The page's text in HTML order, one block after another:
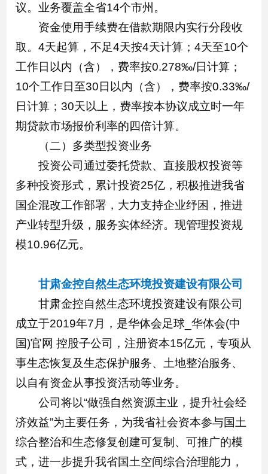
议。业务覆盖全省14个市州。
资金使用手续费在借款期限内实行分段收
取。4天起算，不足4天按4天计算；4天至10个
工作日以内（含），费率按0.278‰/日计算；
10个工作日至30日以内（含），费率按0.33‰/
日计算；30天以上，费率按本协议成立时一年
期贷款市场报价利率的四倍计算。
（二）多类型投资业务
投资公司通过委托贷款、直接股权投资等
多种投资形式，累计投资25亿，积极推进我省
国企混改工作部署，大力支持企业纾困，推进
产业转型升级，服务实体经济。现管理投资规
模10.96亿元。
甘肃金控自然生态环境投资建设有限公司
甘肃金控自然生态环境投资建设有限公司
成立于2019年7月，是华体会足球_华体会(中
国)官网 控股子公司，注册资本15亿元，专项从
事生态恢复及生态保护服务、土地整治服务、
以自有资金从事投资活动等业务。
公司将以“做强自然资源主业，提升社会经
济效益”为主要任务，为我省社会资本参与国土
综合整治和生态修复创建可复制、可推广的模
式，进一步提升我省国土空间综合治理能力，